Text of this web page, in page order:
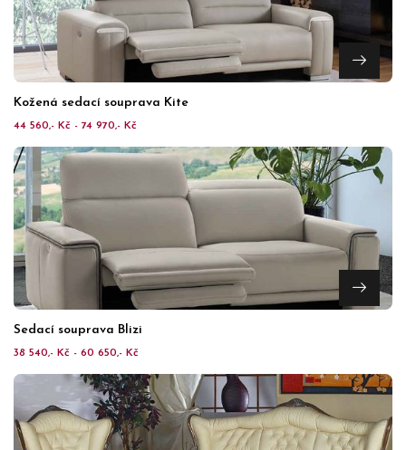
Kožená sedací souprava Kite
44 560,- Kč - 74 970,- Kč
Sedací souprava Blizi
38 540,- Kč - 60 650,- Kč